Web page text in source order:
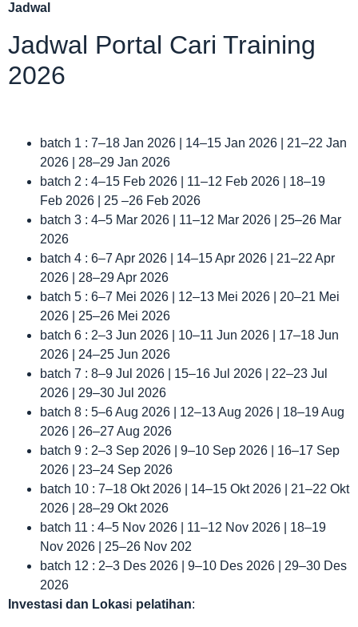
Jadwal
Jadwal Portal Cari Training
2026
batch 1 : 7–18 Jan 2026 | 14–15 Jan 2026 | 21–22 Jan
2026 | 28–29 Jan 2026
batch 2 : 4–15 Feb 2026 | 11–12 Feb 2026 | 18–19
Feb 2026 | 25 –26 Feb 2026
batch 3 : 4–5 Mar 2026 | 11–12 Mar 2026 | 25–26 Mar
2026
batch 4 : 6–7 Apr 2026 | 14–15 Apr 2026 | 21–22 Apr
2026 | 28–29 Apr 2026
batch 5 : 6–7 Mei 2026 | 12–13 Mei 2026 | 20–21 Mei
2026 | 25–26 Mei 2026
batch 6 : 2–3 Jun 2026 | 10–11 Jun 2026 | 17–18 Jun
2026 | 24–25 Jun 2026
batch 7 : 8–9 Jul 2026 | 15–16 Jul 2026 | 22–23 Jul
2026 | 29–30 Jul 2026
batch 8 : 5–6 Aug 2026 | 12–13 Aug 2026 | 18–19 Aug
2026 | 26–27 Aug 2026
batch 9 : 2–3 Sep 2026 | 9–10 Sep 2026 | 16–17 Sep
2026 | 23–24 Sep 2026
batch 10 : 7–18 Okt 2026 | 14–15 Okt 2026 | 21–22 Okt
2026 | 28–29 Okt 2026
batch 11 : 4–5 Nov 2026 | 11–12 Nov 2026 | 18–19
Nov 2026 | 25–26 Nov 202
batch 12 : 2–3 Des 2026 | 9–10 Des 2026 | 29–30 Des
2026
Investasi dan Lokasi pelatihan: